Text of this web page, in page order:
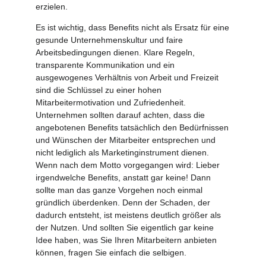
erzielen.
Es ist wichtig, dass Benefits nicht als Ersatz für eine
gesunde Unternehmenskultur und faire
Arbeitsbedingungen dienen. Klare Regeln,
transparente Kommunikation und ein
ausgewogenes Verhältnis von Arbeit und Freizeit
sind die Schlüssel zu einer hohen
Mitarbeitermotivation und Zufriedenheit.
Unternehmen sollten darauf achten, dass die
angebotenen Benefits tatsächlich den Bedürfnissen
und Wünschen der Mitarbeiter entsprechen und
nicht lediglich als Marketinginstrument dienen.
Wenn nach dem Motto vorgegangen wird: Lieber
irgendwelche Benefits, anstatt gar keine! Dann
sollte man das ganze Vorgehen noch einmal
gründlich überdenken. Denn der Schaden, der
dadurch entsteht, ist meistens deutlich größer als
der Nutzen. Und sollten Sie eigentlich gar keine
Idee haben, was Sie Ihren Mitarbeitern anbieten
können, fragen Sie einfach die selbigen.